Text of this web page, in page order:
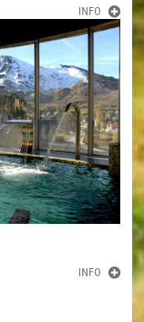
INFO
INFO